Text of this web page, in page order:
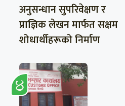
अनुसन्धान सुपरिवेक्षण र
प्राज्ञिक लेखन मार्फत सक्षम
शोधार्थीहरूको निर्माण